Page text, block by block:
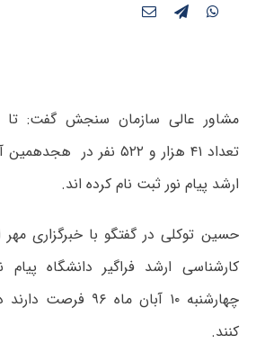
تعداد ۴۱ هزار و ۵۲۲ نفر
ارشد پیام نور ثبت نام کرده اند.
حسین توکلی در گفتگو با خبرگزاری مهر
چهارشنبه ۱۰ آبان
کنند.